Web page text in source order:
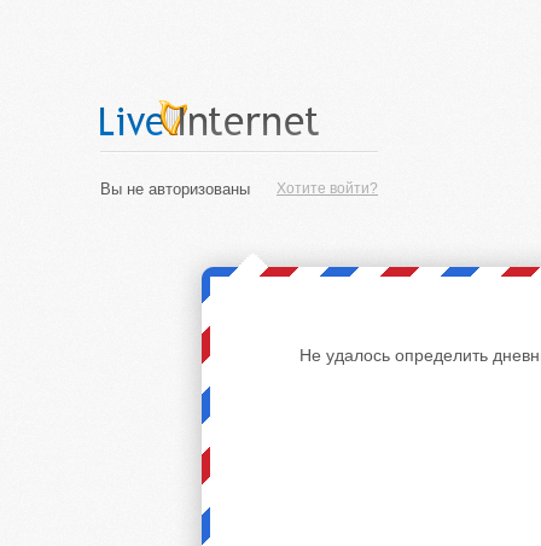
Хотите войти?
Вы не авторизованы
Не удалось определить